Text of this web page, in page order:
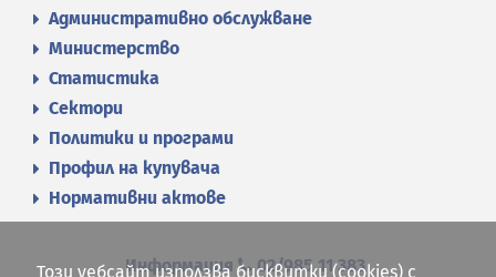
Административно обслужване
Министерство
Статистика
Сектори
Политики и програми
Профил на купувача
Нормативни актове
Информация 02/985 11 383
Този уебсайт използва бисквитки (cookies) с